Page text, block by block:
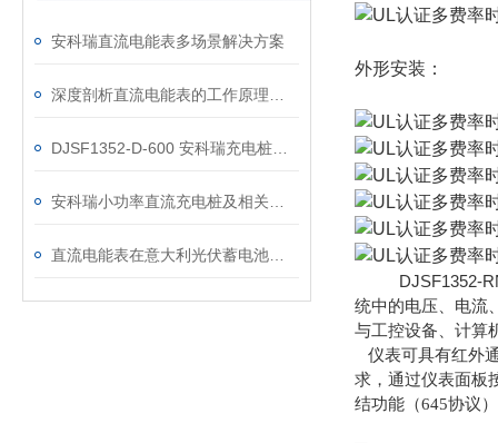
安科瑞直流电能表多场景解决方案
外形安装：
DJSF1352-
统中的电压、电流
与工控设备、计算
仪表可具有红外
求，通过仪表面板
结功能（645协议